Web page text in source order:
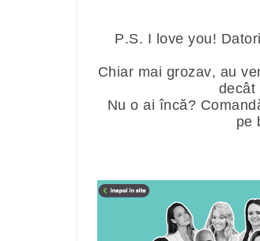
P.S. I love you!
Chiar mai grozav, au
decât
Nu o ai încă?
pe